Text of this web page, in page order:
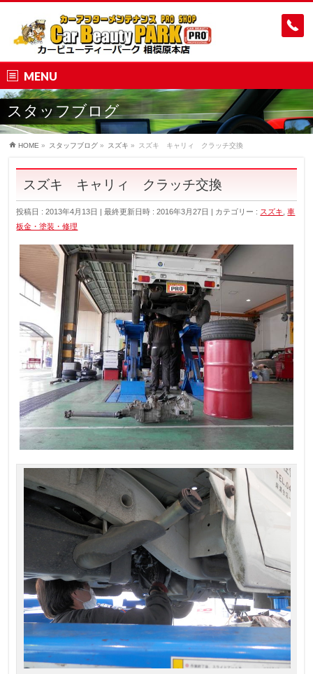
MENU
スタッフブログ
HOME » スタッフブログ » スズキ » スズキ キャリィ クラッチ交換
スズキ キャリィ クラッチ交換
投稿日 : 2013年4月13日 最終更新日時 : 2016年3月27日 カテゴリー : スズキ ,車
板金・塗装・修理